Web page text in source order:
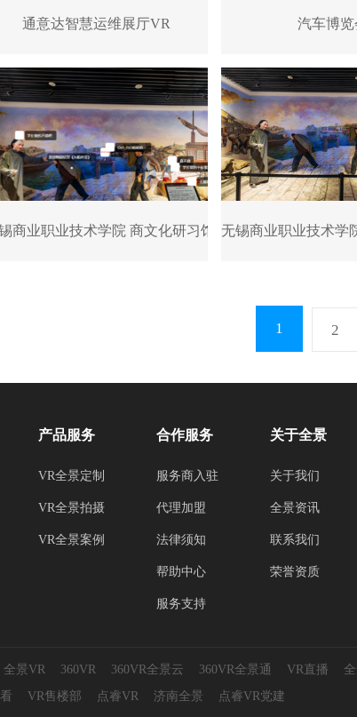
通意达智慧运维展厅VR 汽车博览
商业职业技术学院 商文化研习馆整体VR全景
无锡商业职业技术学
1 2
产品服务
VR全景定制
VR全景拍摄
VR全景案例
合作服务
服务商入驻
代理加盟
法律须知
帮助中心
服务支持
关于全景
关于我们
全景资讯
联系我们
荣誉资质
全景VR 360VR 360VR全景云 360VR全景通 VR直播
VR售楼部 点睿VR 济南全景 点睿VR党建